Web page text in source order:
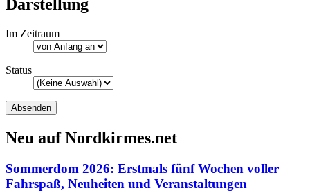
Darstellung
Im Zeitraum
Status
Neu auf Nordkirmes.net
Sommerdom 2026: Erstmals fünf Wochen voller
Fahrspaß, Neuheiten und Veranstaltungen